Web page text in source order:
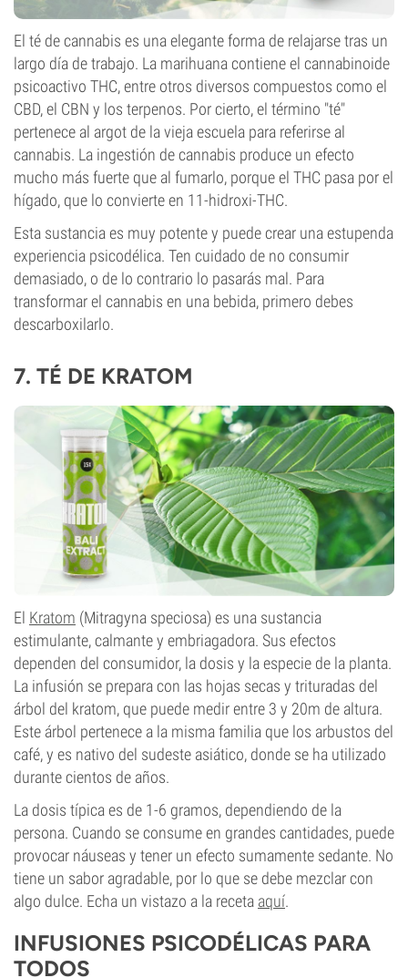
El té de cannabis es una elegante forma de relajarse tras un
largo día de trabajo. La marihuana contiene el cannabinoide
psicoactivo THC, entre otros diversos compuestos como el
CBD, el CBN y los terpenos. Por cierto, el término "té"
pertenece al argot de la vieja escuela para referirse al
cannabis. La ingestión de cannabis produce un efecto
mucho más fuerte que al fumarlo, porque el THC pasa por el
hígado, que lo convierte en 11-hidroxi-THC.
Esta sustancia es muy potente y puede crear una estupenda
experiencia psicodélica. Ten cuidado de no consumir
demasiado, o de lo contrario lo pasarás mal. Para
transformar el cannabis en una bebida, primero debes
descarboxilarlo.
7. TÉ DE KRATOM
El Kratom (Mitragyna speciosa) es una sustancia
estimulante, calmante y embriagadora. Sus efectos
dependen del consumidor, la dosis y la especie de la planta.
La infusión se prepara con las hojas secas y trituradas del
árbol del kratom, que puede medir entre 3 y 20m de altura.
Este árbol pertenece a la misma familia que los arbustos del
café, y es nativo del sudeste asiático, donde se ha utilizado
durante cientos de años.
La dosis típica es de 1-6 gramos, dependiendo de la
persona. Cuando se consume en grandes cantidades, puede
provocar náuseas y tener un efecto sumamente sedante. No
tiene un sabor agradable, por lo que se debe mezclar con
algo dulce. Echa un vistazo a la receta aquí.
INFUSIONES PSICODÉLICAS PARA
TODOS